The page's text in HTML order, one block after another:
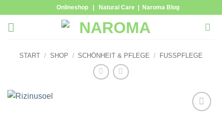
springen
Onlineshop| Natural Care | Naroma Blog
START / SHOP / SCHÖNHEIT & PFLEGE / FUSSPFLEGE